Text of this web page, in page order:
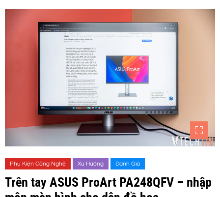
Phụ Kiện Công Nghệ Xu Hướng Đánh Giá
Trên tay ASUS ProArt PA248QFV – nhập